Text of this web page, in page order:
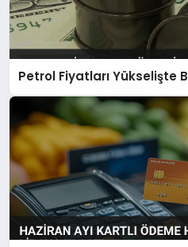
Petrol Fiyatları Yükselişte